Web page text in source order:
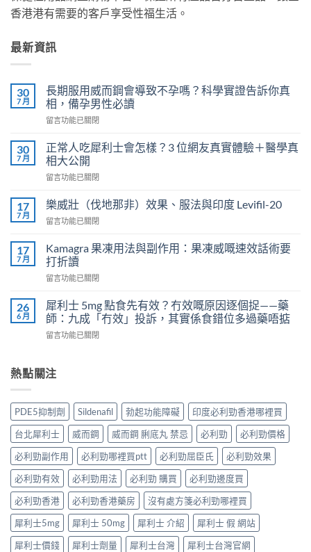
香港港有需要的客戶享受性福生活。
最新資訊
30
7 月
長期服用威而鋼會導致不孕嗎？科學實證告訴你真
相，備孕男性必讀
在
期
服
用
威
鋼
導
不
孕
嗎？
科
實
證
告
真
相，
孕
男
性
必
讀〉
中
留言功能已關閉
30
7 月
正常人吃犀利士會怎樣？3 位網友真實體驗＋醫學真
相大公開
在
常
人
吃
利
士
怎
3
位
網
友
實
體
＋
醫
學
真
相
大
公
開〉
中
留言功能已關閉
17
7 月
樂威壯（伐地那非）效果、服法與印度 Levifil-20
在
威
壯
（伐
地
非）
效
果、
服
印
20〉
中
留言功能已關閉
17
7 月
Kamagra 果凍用法與副作用：果凍威嘅速效話術要
打折讀
在
果
凍
用
法
作
凍
威
嘅
速
效
話
術
要
打
折
讀〉
中
留言功能已關閉
26
6 月
犀利士 5mg 點食先有效？冇效嘅原因逐個捉——藥
師：九成「冇效」投訴，其實係食錯位多過藥唔掂
在
士
5mg
食
先
有
效？
冇
效
嘅
原
因
逐
個
捉
——
留言功能已關閉
熱點關注
PDE5抑制劑 Sildenafil 勃起功能障礙
印度必利勁香港哪裡買
台北犀利士
威而鋼 威而鋼 脷底丸 禁忌 必利勁
必利勁價格
必利勁副作用
必利勁哪裡買ptt 必利勁屈臣氏
必利勁效果
必利勁有效
必利勁用法 必利勁 購買
必利勁邊度買
必利勁香港
必利勁香港藥房
沒有處方箋必利勁哪裡買
犀利士5mg
犀利士 50mg 犀利士 介紹
犀利士 假 網站
犀利士價錢
犀利士劑量 犀利士台灣
犀利士台灣官網